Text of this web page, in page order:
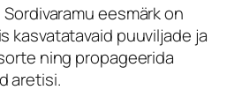
eesmärk on
kasvatatavaid puuviljade ja
ning propageerida
aretisi.